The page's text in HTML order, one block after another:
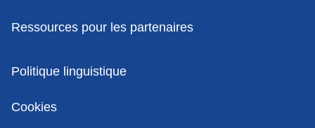
Ressources pour les partenaires
Politiques
Politique linguistique
Cookies